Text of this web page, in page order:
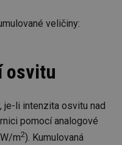
veličiny:
osvitu
je-li intenzita osvitu nad
pomocí analogové
m2). Kumulovaná